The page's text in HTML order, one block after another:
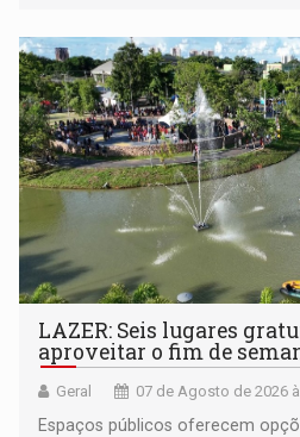
LAZER: Seis lugares
aproveitar o fim de
Geral 07 de Agosto de 2026
Espaços públicos oferecem